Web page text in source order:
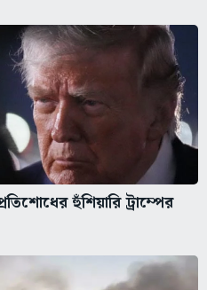
হুঁশিয়ারি ট্রাম্পের